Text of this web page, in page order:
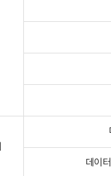
데이